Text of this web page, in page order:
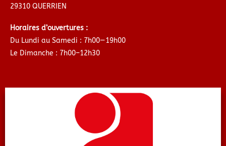
29310 QUERRIEN
Horaires d’ouvertures :
Du Lundi au Samedi : 7h00—19h00
Le Dimanche : 7h00–12h30